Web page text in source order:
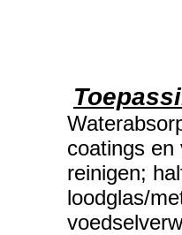
coatings en
reinigen;
loodglas/